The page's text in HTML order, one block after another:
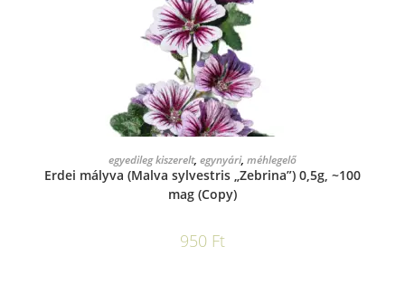
TOVÁBB OLVASOM
egyedileg kiszerelt, egynyári, méhlegelő
Erdei mályva (Malva sylvestris „Zebrina”) 0,5g, ~100
mag (Copy)
950 Ft